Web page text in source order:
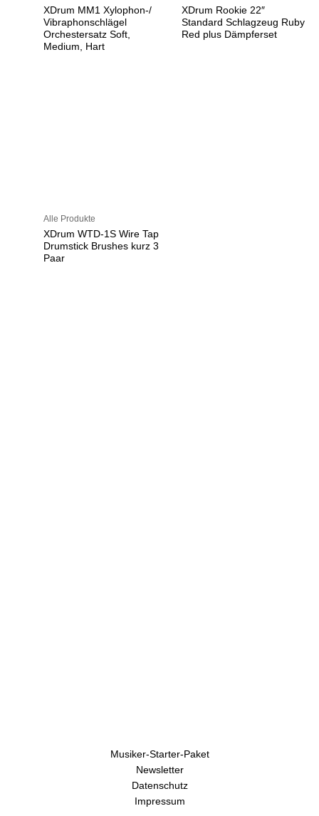
XDrum MM1 Xylophon-/
Vibraphonschlägel
Orchestersatz Soft,
Medium, Hart
XDrum Rookie 22″
Standard Schlagzeug Ruby
Red plus Dämpferset
Alle Produkte
XDrum WTD-1S Wire Tap
Drumstick Brushes kurz 3
Paar
Musiker-Starter-Paket
Newsletter
Datenschutz
Impressum